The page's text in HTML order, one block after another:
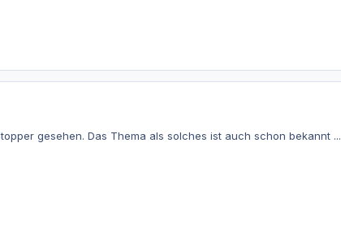
gesehen. Das Thema als solches ist auch schon bekannt ...